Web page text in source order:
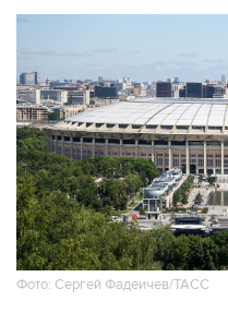
Фото: Сергей Фадеичев/ТАСС